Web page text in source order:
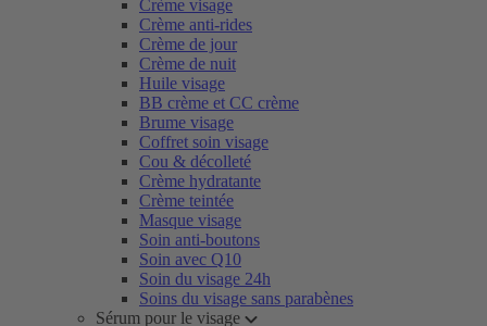
Crème visage
Crème anti-rides
Crème de jour
Crème de nuit
Huile visage
BB crème et CC crème
Brume visage
Coffret soin visage
Cou & décolleté
Crème hydratante
Crème teintée
Masque visage
Soin anti-boutons
Soin avec Q10
Soin du visage 24h
Soins du visage sans parabènes
Sérum pour le visage